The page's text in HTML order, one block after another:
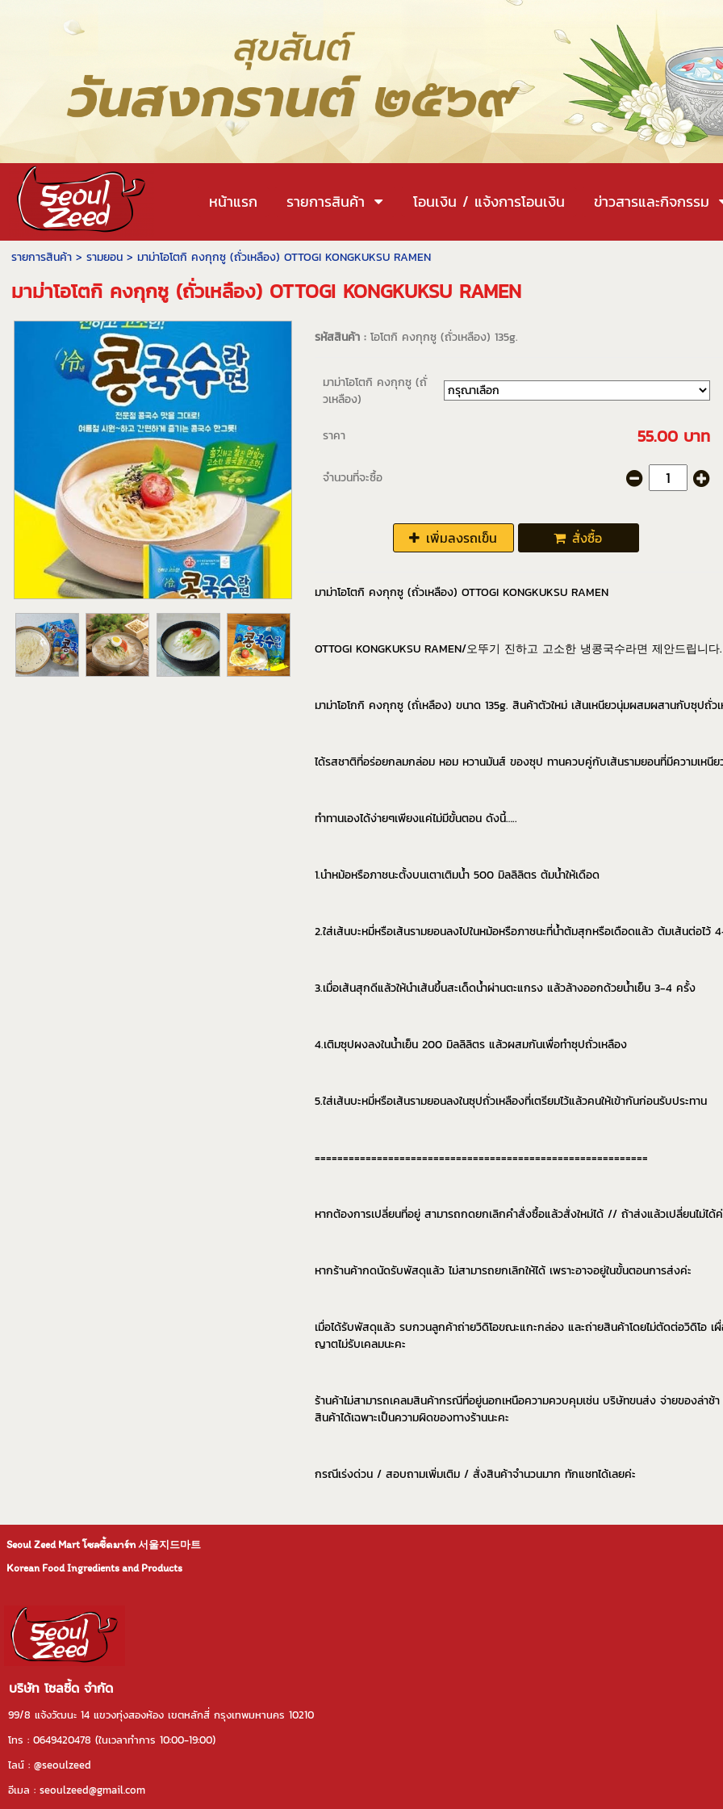
หน้าแรก รายการสินค้า โอนเงิน / แจ้งการโอนเงิน ข่าวสารและกิจกรรม
รายการสินค้า> รามยอน> มาม่าโอโตกิ คงกุกซู (ถั่วเหลือง) OTTOGI KONGKUKSU RAMEN
มาม่าโอโตกิ คงกุกซู (ถั่วเหลือง) OTTOGI KONGKUKSU RAMEN
รหัสสินค้า : โอโตกิ คงกุกซู (ถั่วเหลือง) 135g.
มาม่าโอโตกิ คงกุกซู (ถั่
วเหลือง)
ราคา 55.00 บาท
จำนวนที่จะซื้อ
เพิ่มลงรถเข็น สั่งซื้อ
มาม่าโอโตกิ คงกุกซู (ถั่วเหลือง) OTTOGI KONGKUKSU RAMEN
OTTOGI KONGKUKSU RAMEN/오뚜기 진하고 고소한 냉콩국수라면 제안드립니다.
มาม่าโอโกกิ คงกุกซู (ถั่เหลือง) ขนาด 135g. สินค้าตัวใหม่ เส้นเหนียวนุ่มผสมผสานกับซุปถั่ว
ได้รสชาติที่อร่อยกลมกล่อม หอม หวานมันส์ ของซุป ทานควบคู่กับเส้นรามยอนที่มีความเหนีย
ทำทานเองได้ง่ายๆเพียงแค่ไม่มีขั้นตอน ดังนี้…..
1.นำหม้อหรือภาชนะตั้งบนเตาเติมน้ำ 500 มิลลิลิตร ต้มน้ำให้เดือด
2.ใส่เส้นบะหมี่หรือเส้นรามยอนลงไปในหม้อหรือภาชนะที่น้ำต้มสุกหรือเดือดแล้ว ต้มเส้นต่อไว้
3.เมื่อเส้นสุกดีแล้วให้นำเส้นขึ้นสะเด็ดน้ำผ่านตะแกรง แล้วล้างออกด้วยน้ำเย็น 3-4 ครั้ง
4.เติมซุปผงลงในน้ำเย็น 200 มิลลิลิตร แล้วผสมกันเพื่อทำซุปถั่วเหลือง
5.ใส่เส้นบะหมี่หรือเส้นรามยอนลงในซุปถั่วเหลืองที่เตรียมไว้แล้วคนให้เข้ากันก่อนรับประทาน
===========================================================
หากต้องการเปลี่ยนที่อยู่ สามารถกดยกเลิกคำสั่งซื้อแล้วสั่งใหม่ได้ // ถ้าส่งแล้วเปลี่ยนไม่ได้ค่
หากร้านค้ากดนัดรับพัสดุแล้ว ไม่สามารถยกเลิกให้ได้ เพราะอาจอยู่ในขั้นตอนการส่งค่ะ
เมื่อได้รับพัสดุแล้ว รบกวนลูกค้าถ่ายวิดิโอขณะแกะกล่อง และถ่ายสินค้าโดยไม่ตัดต่อวิดิโอ
ญาตไม่รับเคลมนะคะ
ร้านค้าไม่สามารถเคลมสินค้ากรณีที่อยู่นอกเหนือความควบคุมเช่น บริษัทขนส่ง จ่ายของล่า
สินค้าได้เฉพาะเป็นความผิดของทางร้านนะคะ
กรณีเร่งด่วน / สอบถามเพิ่มเติม / สั่งสินค้าจำนวนมาก ทักแชทได้เลยค่ะ
Seoul Zeed Mart โซลซี้ดมาร์ท서울지드마트
Korean Food Ingredients and Products
บริษัท โซลซี้ด จำกัด
99/8 แจ้งวัฒนะ 14 แขวงทุ่งสองห้อง เขตหลักสี่ กรุงเทพมหานคร 10210
โทร : 0649420478 (ในเวลาทําการ 10:00-19:00)
ไลน์ : @seoulzeed
อีเมล : seoulzeed@gmail.com